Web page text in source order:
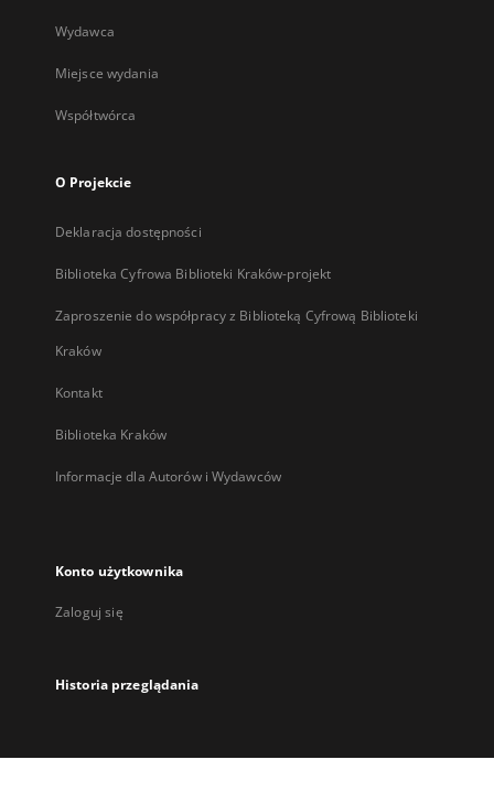
Wydawca
Miejsce wydania
Współtwórca
O Projekcie
Deklaracja dostępności
Biblioteka Cyfrowa Biblioteki Kraków-projekt
Zaproszenie do współpracy z Biblioteką Cyfrową Biblioteki
Kraków
Kontakt
Biblioteka Kraków
Informacje dla Autorów i Wydawców
Konto użytkownika
Zaloguj się
Historia przeglądania